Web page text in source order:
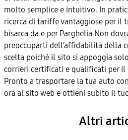
molto semplice e intuitivo. In
ricerca di tariffe vantaggiose per il
bisarca da e per Parghelia Non
preoccuparti dell’affidabilità della
scelta poiché il sito si appoggia
corrieri certificati e qualificati per il
Pronto a trasportare la tua auto con
ora al sito web e ottieni subito il
Altri